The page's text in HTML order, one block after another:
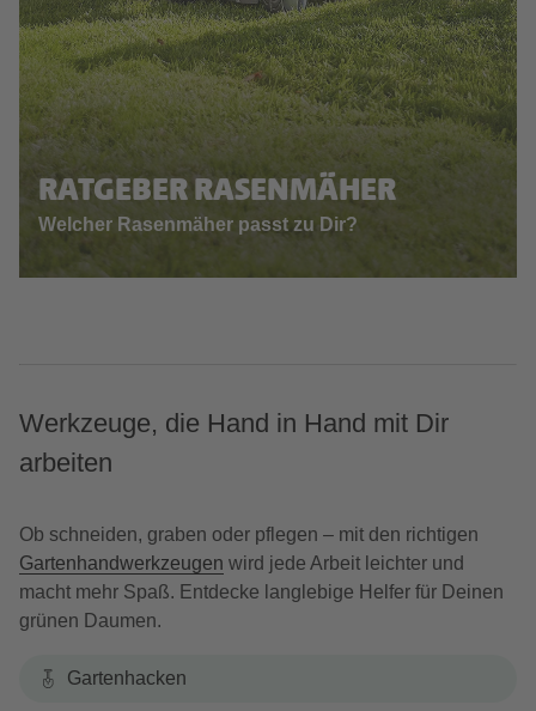
RATGEBER RASENMÄHER
Welcher Rasenmäher passt zu Dir?
Werkzeuge, die Hand in Hand mit Dir
arbeiten
Ob schneiden, graben oder pflegen – mit den richtigen
Gartenhandwerkzeugen wird jede Arbeit leichter und
macht mehr Spaß. Entdecke langlebige Helfer für Deinen
grünen Daumen.
Gartenhacken